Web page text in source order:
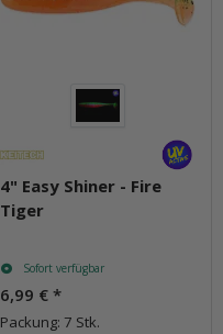
4" Easy Shiner - Fire
Tiger
Sofort verfügbar
6,99 € *
Packung: 7 Stk.